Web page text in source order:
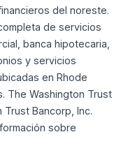
del noreste.
de servicios
banca hipotecaria,
y servicios
en Rhode
The Washington Trust
Trust Bancorp, Inc.
sobre